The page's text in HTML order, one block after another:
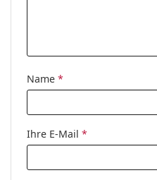
Name *
Ihre E-Mail *